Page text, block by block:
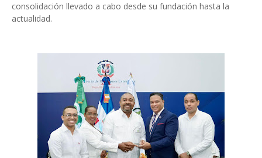
consolidación llevado a cabo desde su fundación hasta la
actualidad.